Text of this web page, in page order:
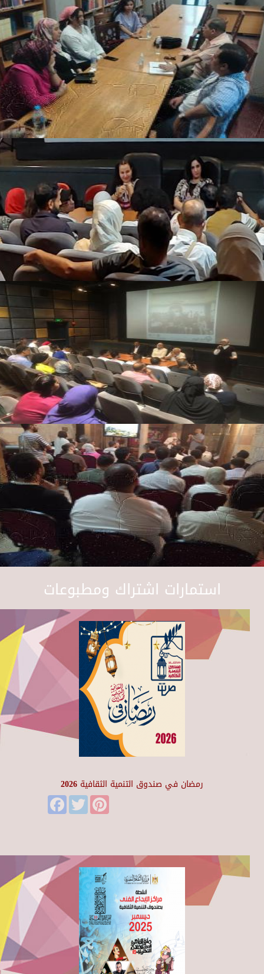
استمارات اشتراك ومطبوعات
رمضان في صندوق التنمية الثقافية 2026
FacebookTwitter